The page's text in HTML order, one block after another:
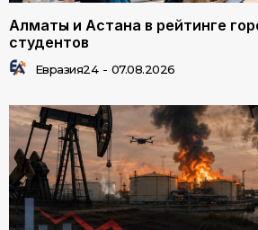
Алматы и Астана в рейтинге
студентов
Евразия24 - 07.08.2026